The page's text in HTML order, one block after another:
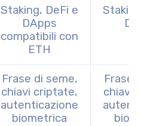
Staking, DeFi e
DApps
compatibili con
ETH
Frase di seme,
chiavi criptate,
autenticazione
biometrica
Frase
chiavi